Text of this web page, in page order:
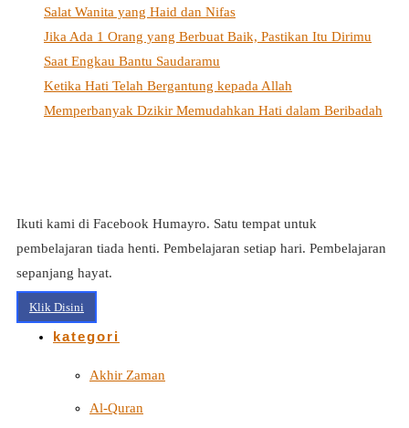
Salat Wanita yang Haid dan Nifas
Jika Ada 1 Orang yang Berbuat Baik, Pastikan Itu Dirimu
Saat Engkau Bantu Saudaramu
Ketika Hati Telah Bergantung kepada Allah
Memperbanyak Dzikir Memudahkan Hati dalam Beribadah
Ikuti kami di Facebook Humayro. Satu tempat untuk
pembelajaran tiada henti. Pembelajaran setiap hari. Pembelajaran
sepanjang hayat.
Klik Disini
kategori
Akhir Zaman
Al-Quran